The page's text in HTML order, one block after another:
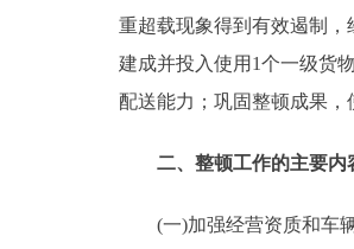
多语种
ENGLISH
ESPAÑOL
重超载现象得到有效遏制
建成并投入使用1个一级货
配送能力；巩固整顿成果
二、整顿工作的主要内
(一)加强经营资质和车辆